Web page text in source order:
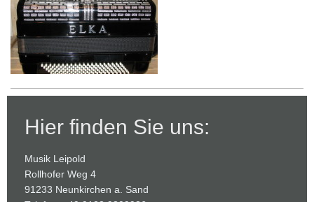
Hier finden Sie uns:
Musik Leipold
Rollhofer Weg 4
91233 Neunkirchen a. Sand